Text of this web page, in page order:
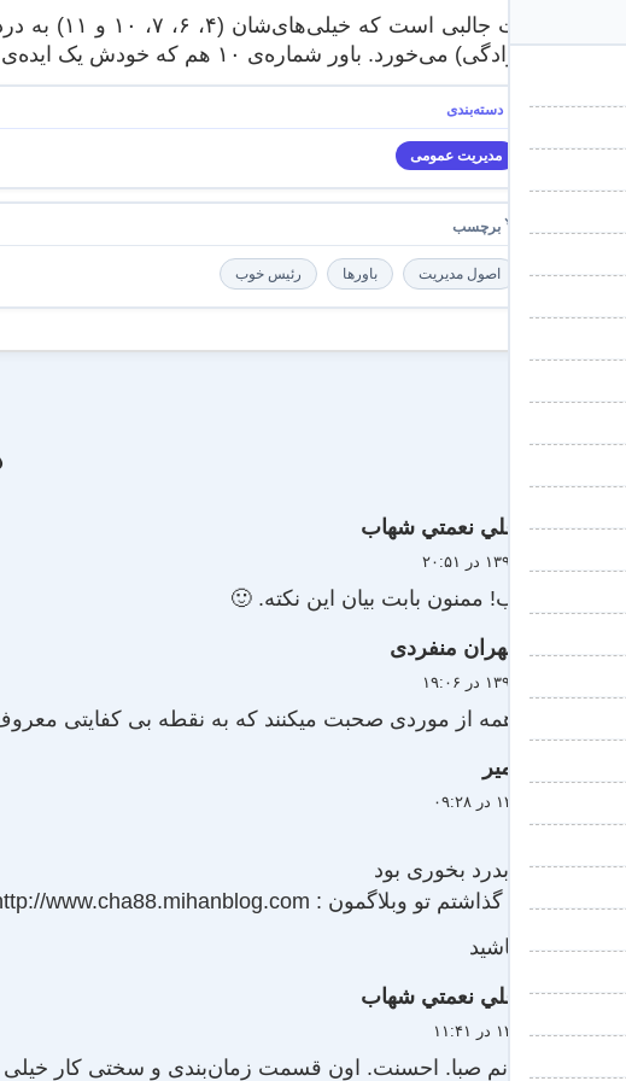
نکات
خانوادگی) می‌خورد. باور شماره‌‌ی ۱۰ هم که خودش یک ایده‌‌ی بسیار جالب است برای بهبود سیستم‌ها که شاید بعدا گسترش‌اش بدهم.
مدیریت عمومی
اصول مدیریت باورها رئیس خوب
علي نعمتي شهاب
چه جالب! ممنون بابت بیان این نکته. 🙂
مهران منفردی
ظاهرا همه از موردی صحبت میکنند که به نقطه بی کفایتی
امیر
مطلب بدرد بخوری بود
با اجازه گذاشتم تو وبلاگمون : www.cha88.mihanblog.com
موفق باشید
علي نعمتي شهاب
آقا یا خانم صبا. احسنت. اون قسمت زمان‌بندی و سختی کار